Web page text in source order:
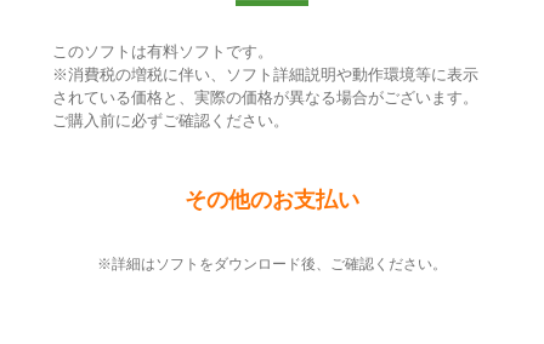
このソフトは有料ソフトです。
※消費税の増税に伴い、ソフト詳細説明や動作環境等に表示
されている価格と、実際の価格が異なる場合がございます。
ご購入前に必ずご確認ください。
その他のお支払い
※詳細はソフトをダウンロード後、ご確認ください。